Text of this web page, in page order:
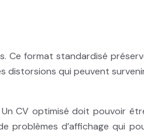
Ce format standardisé
qui peuvent
CV optimisé doit pouvoir
problèmes d’affichage qui